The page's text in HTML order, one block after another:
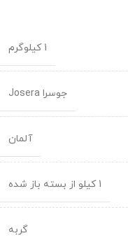
1 کیلوگرم
جوسرا Josera
آلمان
1 کیلو از بسته باز شده
گربه